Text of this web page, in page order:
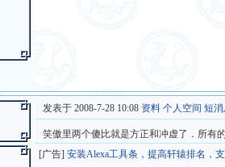
发表于 2008-7-28 10:08 资料 个人空间 短
笑傲里两个傻比就是方正和冲虚了．所有
[广告]安装Alexa工具条，提高轩辕排名，